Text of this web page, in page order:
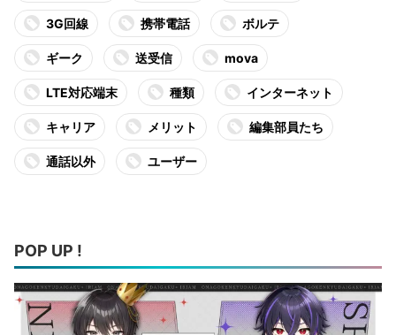
3G回線 携帯電話 ボルテ
ギーク 送受信 mova
LTE対応端末 種類 インターネット
キャリア メリット 編集部員たち
通話以外 ユーザー
POP UP !